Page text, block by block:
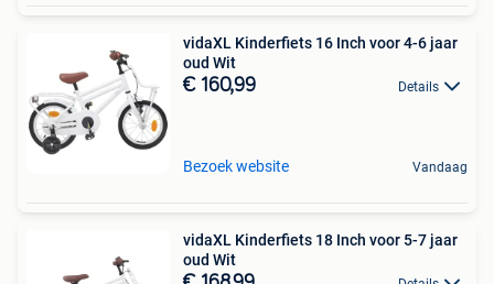
vidaXL Kinderfiets 16 Inch voor 4-6 jaar
oud Wit
€ 160,99 Details
Bezoek website Vandaag
vidaXL Kinderfiets 18 Inch voor 5-7 jaar
oud Wit